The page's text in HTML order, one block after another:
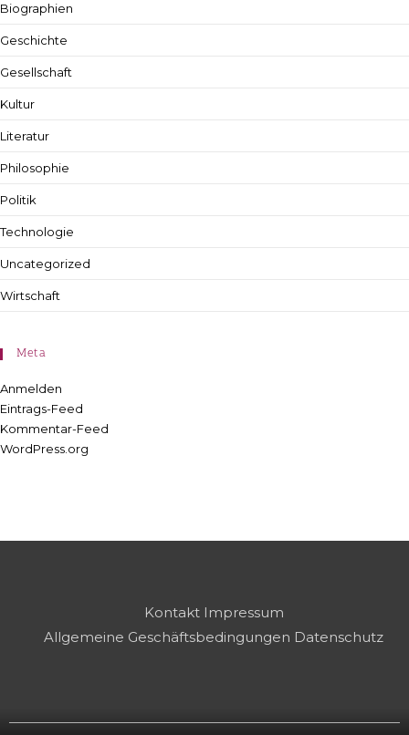
Biographien
Geschichte
Gesellschaft
Kultur
Literatur
Philosophie
Politik
Technologie
Uncategorized
Wirtschaft
Meta
Anmelden
Eintrags-Feed
Kommentar-Feed
WordPress.org
Kontakt Impressum
Allgemeine Geschäftsbedingungen Datenschutz